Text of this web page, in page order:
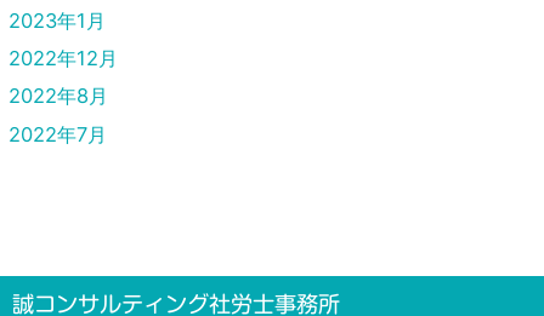
2023年1月
2022年12月
2022年8月
2022年7月
誠コンサルティング社労士事務所